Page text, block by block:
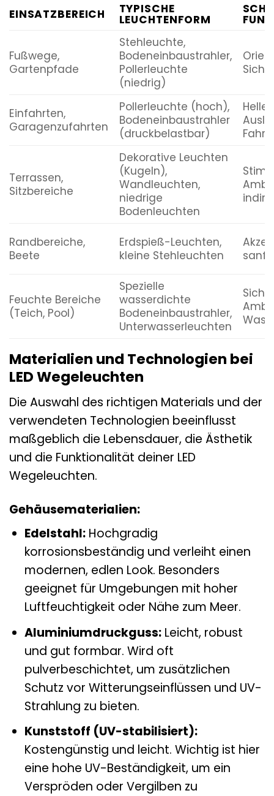
EINSATZBEREICH TYPISCHE
LEUCHTENFORM
Fußwege,
Gartenpfade
Stehleuchte,
Bodeneinbaustrahler,
Pollerleuchte
(niedrig)
Einfahrten,
Garagenzufahrten
Pollerleuchte (hoch),
Bodeneinbaustrahler
(druckbelastbar)
Helle
Terrassen,
Sitzbereiche
Dekorative Leuchten
(Kugeln),
Wandleuchten,
niedrige
Bodenleuchten
Randbereiche,
Beete
Erdspieß-Leuchten,
kleine Stehleuchten
Feuchte Bereiche
(Teich, Pool)
Spezielle
wasserdichte
Bodeneinbaustrahler,
Unterwasserleuchten
Materialien und Technologien bei
LED Wegeleuchten
Die Auswahl des richtigen Materials und der
verwendeten Technologien beeinflusst
maßgeblich die Lebensdauer, die Ästhetik
und die Funktionalität deiner LED
Wegeleuchten.
Gehäusematerialien:
Edelstahl:Hochgradig
korrosionsbeständig und verleiht einen
modernen, edlen Look. Besonders
geeignet für Umgebungen mit hoher
Luftfeuchtigkeit oder Nähe zum Meer.
Aluminiumdruckguss:Leicht, robust
und gut formbar. Wird oft
pulverbeschichtet, um zusätzlichen
Schutz vor Witterungseinflüssen und UV-
Strahlung zu bieten.
Kunststoff (UV-stabilisiert):
Kostengünstig und leicht. Wichtig ist hier
eine hohe UV-Beständigkeit, um ein
Verspröden oder Vergilben zu